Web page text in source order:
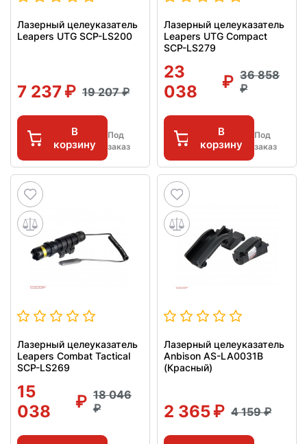
Лазерный целеуказатель
Leapers UTG SCP-LS200
7 237 19 207
В
корзину
Под
заказ
Лазерный целеуказатель
Leapers UTG Compact
SCP-LS279
23
038
36 858
В
корзину
Под
заказ
Лазерный целеуказатель
Leapers Combat Tactical
SCP-LS269
15
038
18 046
Лазерный целеуказатель
Anbison AS-LA0031B
(Красный)
2 365 4 159